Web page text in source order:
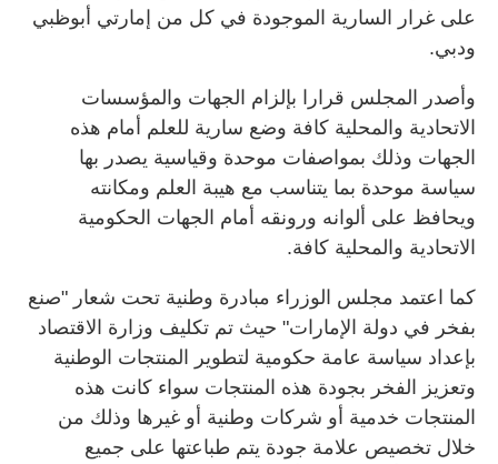
على غرار السارية الموجودة في كل من إمارتي أبوظبي
ودبي.
وأصدر المجلس قرارا بإلزام الجهات والمؤسسات
الاتحادية والمحلية كافة وضع سارية للعلم أمام هذه
الجهات وذلك بمواصفات موحدة وقياسية يصدر بها
سياسة موحدة بما يتناسب مع هيبة العلم ومكانته
ويحافظ على ألوانه ورونقه أمام الجهات الحكومية
الاتحادية والمحلية كافة.
كما اعتمد مجلس الوزراء مبادرة وطنية تحت شعار "صنع
بفخر في دولة الإمارات" حيث تم تكليف وزارة الاقتصاد
بإعداد سياسة عامة حكومية لتطوير المنتجات الوطنية
وتعزيز الفخر بجودة هذه المنتجات سواء كانت هذه
المنتجات خدمية أو شركات وطنية أو غيرها وذلك من
خلال تخصيص علامة جودة يتم طباعتها على جميع